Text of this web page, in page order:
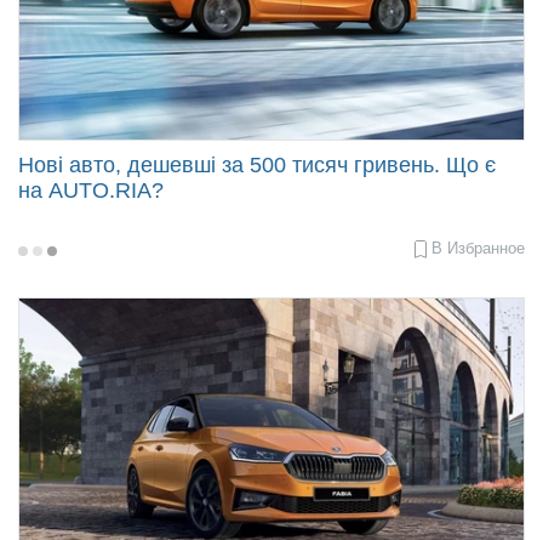
Нові авто, дешевші за 500 тисяч гривень. Що є
на AUTO.RIA?
2022-
10:19
В Избранное